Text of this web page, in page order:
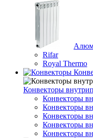
Rifar
Royal Thermo
Конвекторы
Конвекторы
Конвекторы
Конвекторы
Конвекторы
Конвекторы